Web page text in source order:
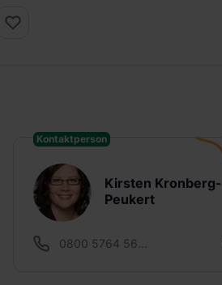
Kontaktperson
Kirsten Kronberg-
Peukert
0800 5764 56...